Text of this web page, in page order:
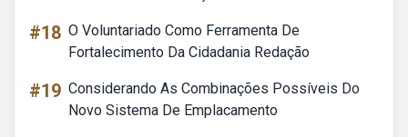
#18 O Voluntariado Como Ferramenta De
Fortalecimento Da Cidadania Redação
#19 Considerando As Combinações Possíveis Do
Novo Sistema De Emplacamento